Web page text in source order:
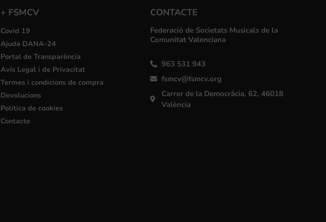
+ FSMCV
Covid 19
Ajuda DANA-24
Portal de Transparència
Avís Legal i de Privacitat
Termes i condicions de compra
Devolucions
Política de cookies
Contacte
CONTACTE
Federació de Societats Musicals de la
Comunitat Valenciana
963 531 943
fsmcv@fsmcv.org
Carrer de la Democràcia, 62, 46018
València